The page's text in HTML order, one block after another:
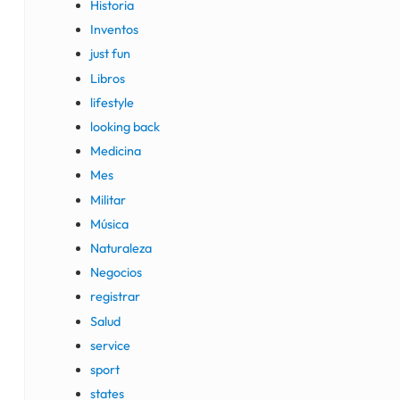
Historia
Inventos
just fun
Libros
lifestyle
looking back
Medicina
Mes
Militar
Música
Naturaleza
Negocios
registrar
Salud
service
sport
states